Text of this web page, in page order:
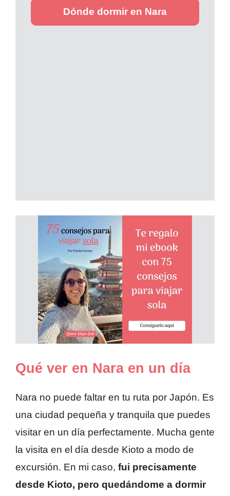
Dónde dormir en Nara
Qué ver en Nara en un día
Nara no puede faltar en tu ruta por Japón. Es
una ciudad pequeña y tranquila que puedes
visitar en un día perfectamente. Mucha gente
la visita en el día desde Kioto a modo de
excursión. En mi caso, fui precisamente
desde Kioto, pero quedándome a dormir